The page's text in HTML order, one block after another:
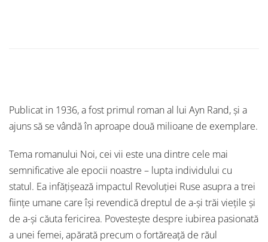
Publicat in 1936, a fost primul roman al lui Ayn Rand, şi a
ajuns să se vândă în aproape două milioane de exemplare.
Tema romanului Noi, cei vii este una dintre cele mai
semnificative ale epocii noastre – lupta individului cu
statul. Ea infăţişează impactul Revoluţiei Ruse asupra a trei
fiinţe umane care îşi revendică dreptul de a-şi trăi vieţile şi
de a-şi căuta fericirea. Povesteşte despre iubirea pasionată
a unei femei, apărată precum o fortăreaţă de răul